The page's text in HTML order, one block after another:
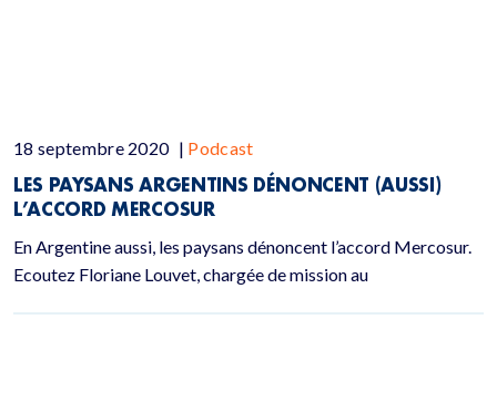
18 septembre 2020 | Podcast
LES PAYSANS ARGENTINS DÉNONCENT (AUSSI)
L’ACCORD MERCOSUR
En Argentine aussi, les paysans dénoncent l’accord Mercosur.
Ecoutez Floriane Louvet, chargée de mission au